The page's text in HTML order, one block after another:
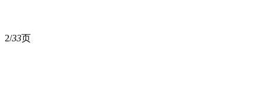
2/33页